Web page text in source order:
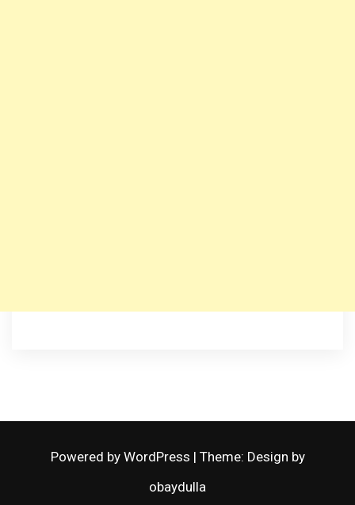
Powered by WordPress | Theme: Design by
obaydulla